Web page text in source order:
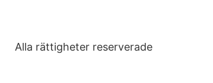
Alla rättigheter reserverade